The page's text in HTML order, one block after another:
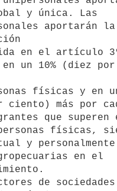
y única. Las
aportarán la
en el artículo
un 10% (diez
físicas y en
ciento) más por
que superen
físicas,
y
en el
de sociedades